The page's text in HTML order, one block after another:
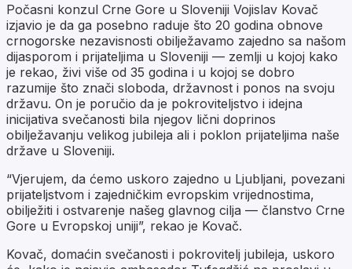
Počasni konzul Crne Gore u Sloveniji Vojislav Kovač
izjavio je da ga posebno raduje što 20 godina obnove
crnogorske nezavisnosti obilježavamo zajedno sa našom
dijasporom i prijateljima u Sloveniji — zemlji u kojoj kako
je rekao, živi više od 35 godina i u kojoj se dobro
razumije što znači sloboda, državnost i ponos na svoju
državu. On je poručio da je pokroviteljstvo i idejna
inicijativa svečanosti bila njegov lični doprinos
obilježavanju velikog jubileja ali i poklon prijateljima naše
države u Sloveniji.
“Vjerujem, da ćemo uskoro zajedno u Ljubljani, povezani
prijateljstvom i zajedničkim evropskim vrijednostima,
obilježiti i ostvarenje našeg glavnog cilja — članstvo Crne
Gore u Evropskoj uniji”, rekao je Kovač.
Kovač, domaćin svečanosti i pokrovitelj jubileja, uskoro